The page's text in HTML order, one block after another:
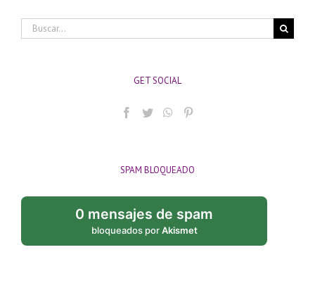
Buscar:
GET SOCIAL
SPAM BLOQUEADO
0 mensajes de spam
bloqueados porAkismet